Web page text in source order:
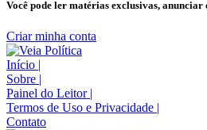
Você pode ler matérias exclusivas, anunciar
Criar minha conta
Início |
Sobre |
Painel do Leitor |
Termos de Uso e Privacidade |
Contato